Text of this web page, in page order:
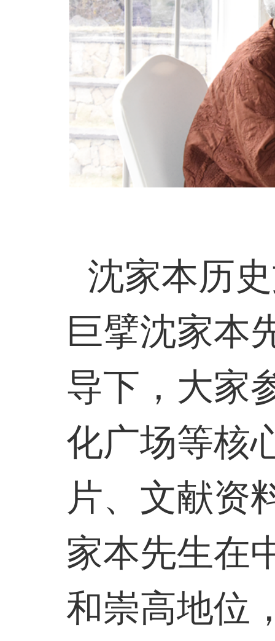
沈家本历
巨擘沈家本
导下，大家
化广场等核
片、文献资
家本先生在
和崇高地位